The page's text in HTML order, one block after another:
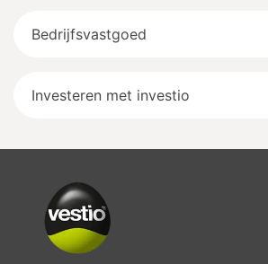
Bedrijfsvastgoed
Investeren met investio